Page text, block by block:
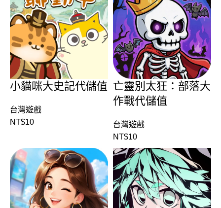
小貓咪大史記代儲值
台灣遊戲
NT$10
亡靈別太狂：部落大
作戰代儲值
台灣遊戲
NT$10